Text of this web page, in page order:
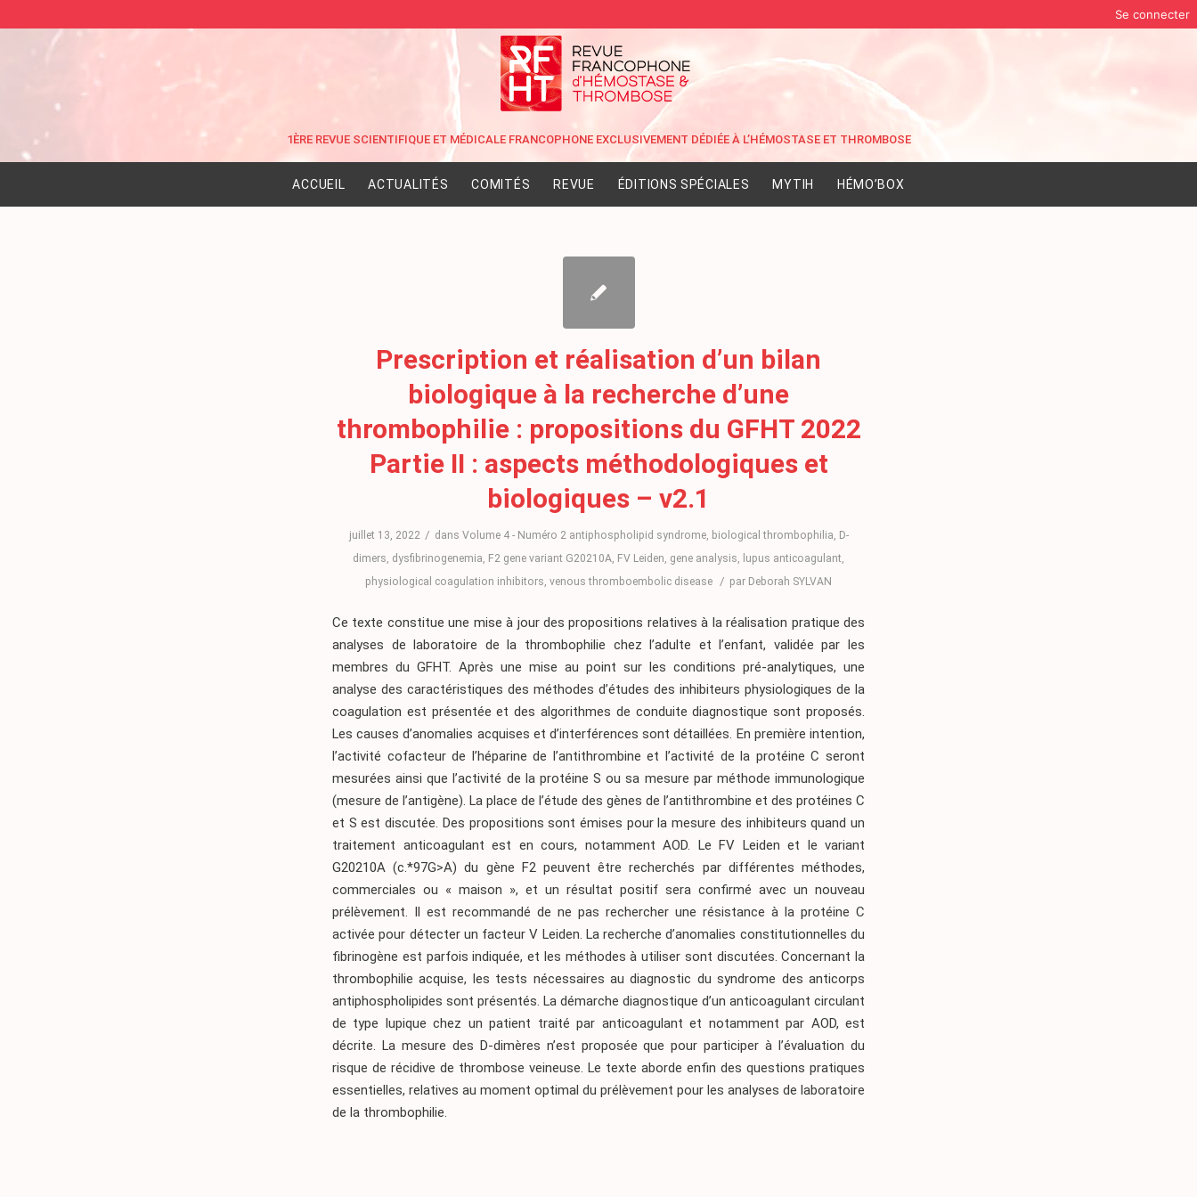
Se connecter
ACCUEIL ACTUALITÉS COMITÉS REVUE ÉDITIONS SPÉCIALES MYTIH HÉMO’BOX
Prescription et réalisation d’un bilan
biologique à la recherche d’une
thrombophilie : propositions du GFHT 2022
Partie II : aspects méthodologiques et
biologiques – v2.1
juillet 13, 2022 / dans Volume 4 - Numéro 2 antiphospholipid syndrome, biological thrombophilia, D-
dimers, dysfibrinogenemia, F2 gene variant G20210A, FV Leiden, gene analysis, lupus anticoagulant,
physiological coagulation inhibitors, venous thromboembolic disease / par Deborah SYLVAN
Ce texte constitue une mise à jour des propositions relatives à la réalisation pratique des
analyses de laboratoire de la thrombophilie chez l’adulte et l’enfant, validée par les
membres du GFHT. Après une mise au point sur les conditions pré-analytiques, une
analyse des caractéristiques des méthodes d’études des inhibiteurs physiologiques de la
coagulation est présentée et des algorithmes de conduite diagnostique sont proposés.
Les causes d’anomalies acquises et d’interférences sont détaillées. En première intention,
l’activité cofacteur de l’héparine de l’antithrombine et l’activité de la protéine C seront
mesurées ainsi que l’activité de la protéine S ou sa mesure par méthode immunologique
(mesure de l’antigène). La place de l’étude des gènes de l’antithrombine et des protéines C
et S est discutée. Des propositions sont émises pour la mesure des inhibiteurs quand un
traitement anticoagulant est en cours, notamment AOD. Le FV Leiden et le variant
G20210A (c.*97G>A) du gène F2 peuvent être recherchés par différentes méthodes,
commerciales ou « maison », et un résultat positif sera confirmé avec un nouveau
prélèvement. Il est recommandé de ne pas rechercher une résistance à la protéine C
activée pour détecter un facteur V Leiden. La recherche d’anomalies constitutionnelles du
fibrinogène est parfois indiquée, et les méthodes à utiliser sont discutées. Concernant la
thrombophilie acquise, les tests nécessaires au diagnostic du syndrome des anticorps
antiphospholipides sont présentés. La démarche diagnostique d’un anticoagulant circulant
de type lupique chez un patient traité par anticoagulant et notamment par AOD, est
décrite. La mesure des D-dimères n’est proposée que pour participer à l’évaluation du
risque de récidive de thrombose veineuse. Le texte aborde enfin des questions pratiques
essentielles, relatives au moment optimal du prélèvement pour les analyses de laboratoire
de la thrombophilie.